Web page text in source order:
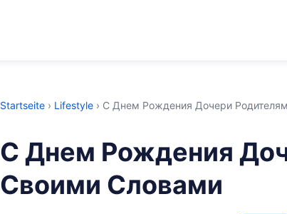
Startseite › Lifestyle › С Днем Рождения Дочери
С Днем Рождения
Своими Словами